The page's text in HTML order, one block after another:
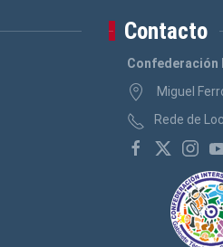
Contacto
Confederación
Miguel
Rede de